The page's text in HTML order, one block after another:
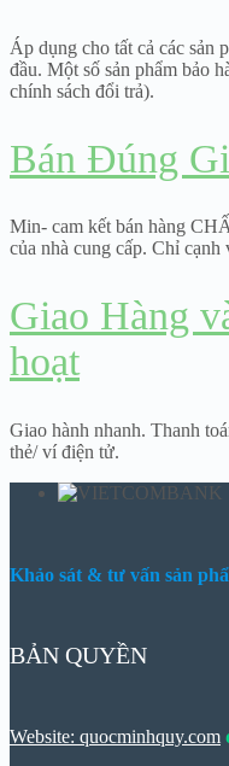
Áp dụng cho tất cả các sản
đầu. Một số sản phẩm bảo
chính sách đổi trả).
Bán Đúng
Min- cam kết bán hàng
của nhà cung cấp. Chỉ
Giao Hàng
hoạt
Giao hành nhanh. Thanh
thẻ/ ví điện tử.
Khảo sát & tư vấn sản
BẢN QUYỀN
Website: quocminhquy.com